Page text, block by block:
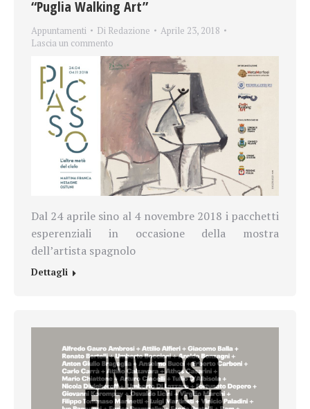
“Puglia Walking Art”
Appuntamenti Di Redazione
Aprile 23, 2018
Lascia un commento
Dal 24 aprile sino al 4 novembre 2018 i pacchetti
esperenziali in occasione della mostra
dell’artista spagnolo
Dettagli